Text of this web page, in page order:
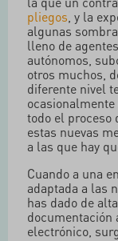
pliegos, y la
algunas
lleno de
autónomos,
otros muchos,
diferente nivel
todo el proceso
estas nuevas
a las que hay
Cuando a una
adaptada a las
has dado de
documentación
electrónico,